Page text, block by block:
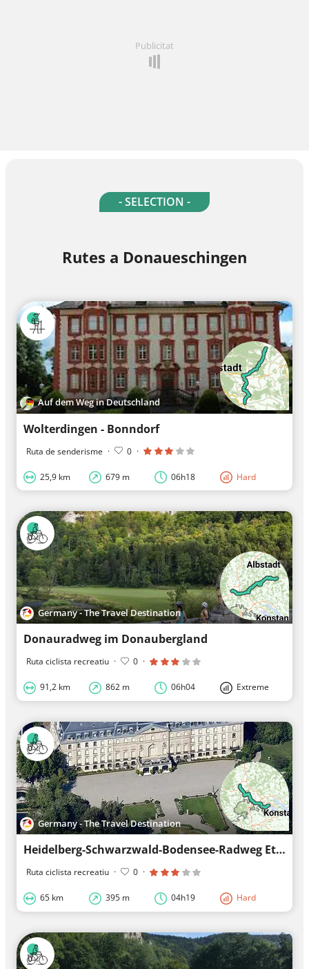
Publicitat
- SELECTION -
Rutes a Donaueschingen
Auf dem Weg in Deutschland
Wolterdingen - Bonndorf
Ruta de senderisme · 0 ·
25,9 km 679 m 06h18 Hard
Germany - The Travel Destination
Donauradweg im Donaubergland
Ruta ciclista recreatiu · 0 ·
91,2 km 862 m 06h04 Extreme
Germany - The Travel Destination
Heidelberg-Schwarzwald-Bodensee-Radweg Etappe 6
Ruta ciclista recreatiu · 0 ·
65 km 395 m 04h19 Hard